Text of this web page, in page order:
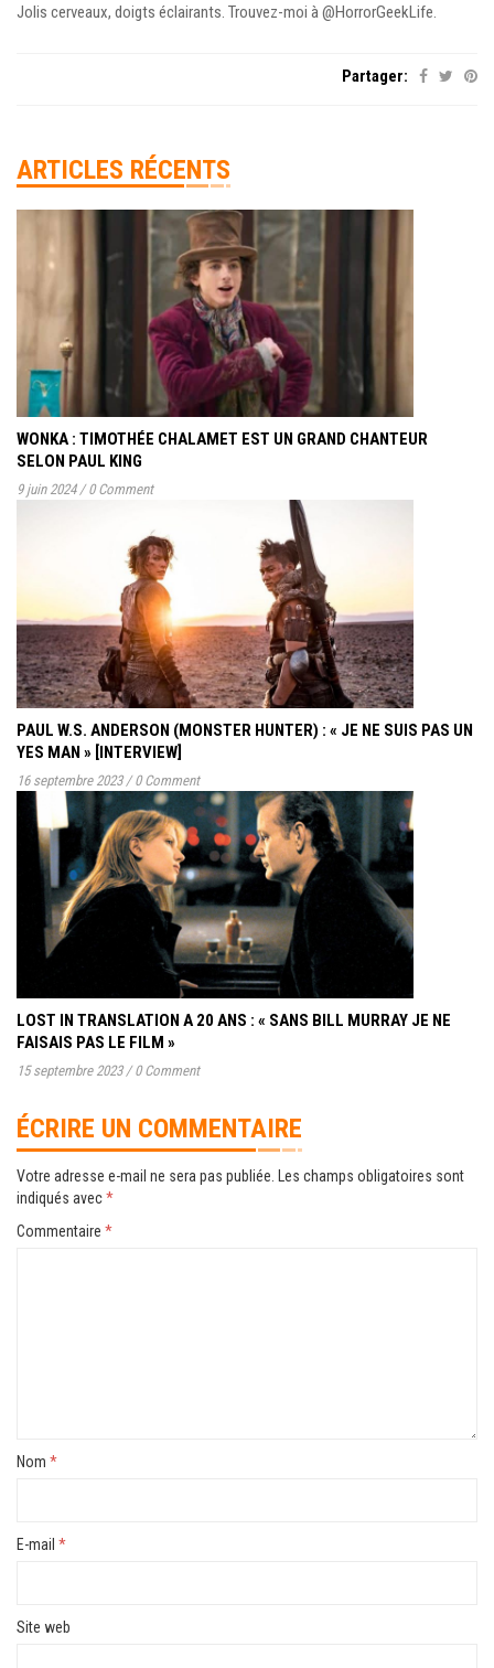
Jolis cerveaux, doigts éclairants. Trouvez-moi à @HorrorGeekLife.
Partager:
ARTICLES RÉCENTS
WONKA : TIMOTHÉE CHALAMET EST UN GRAND CHANTEUR
SELON PAUL KING
9 juin 2024 / 0 Comment
PAUL W.S. ANDERSON (MONSTER HUNTER) : « JE NE SUIS PAS UN
YES MAN » [INTERVIEW]
16 septembre 2023 / 0 Comment
LOST IN TRANSLATION A 20 ANS : « SANS BILL MURRAY JE NE
FAISAIS PAS LE FILM »
15 septembre 2023 / 0 Comment
ÉCRIRE UN COMMENTAIRE
Votre adresse e-mail ne sera pas publiée.
Les champs obligatoires sont
indiqués avec*
Commentaire *
Nom *
E-mail *
Site web